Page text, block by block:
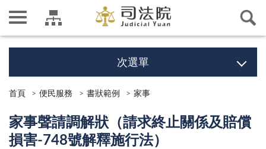
次選單
首頁 便民服務 書狀範例 家事
家事聲請調解狀（請求終止關係及賠償
損害-748號解釋施行法）